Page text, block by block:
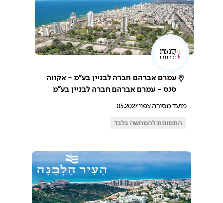
עמרם אברהם חברה לבניין בע"מ - אקווה
סנס - עמרם אברהם חברה לבניין בע"מ
מועד מסירה צפוי 05.2027
התמונות להמחשה בלבד